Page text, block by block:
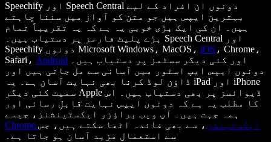
Speechify اور Speech Central دونوں ان افراد کے لیے
بہترین ایپس ہیں جو متن کو آواز میں سننا چاہتے
ہیں۔ ان کی ایک بڑی خوبی یہ ہے کہ یہ تقریباً تمام
بڑے پلیٹ فارمز پر دستیاب ہیں۔ Speech Central اور
Speechify دونوں Microsoft Windows، MacOS، iOS ، Chrome،
Safari، Android
دونوں ایپس ایپ اسٹور میں آسانی سے مل جاتی ہیں اور
ڈاؤن لوڈ کرنا بھی نہایت آسان ہے۔ یہ iPad اور iPhone
سمیت کئی دیگر Apple ڈیوائسز پر بھی دستیاب ہیں۔ اس
کا مطلب یہ ہے کہ دونوں ایپس نہایت قابلِ رسائی اور
ہمہ جہت ہیں۔ آپ ویب براؤزر ایکسٹینشنز، جیسے
Chrome ایکسٹینشن ، سے بھی فائدہ اٹھا سکتے ہیں، جس
سے استعمال مزید آسان ہو جاتا ہے۔